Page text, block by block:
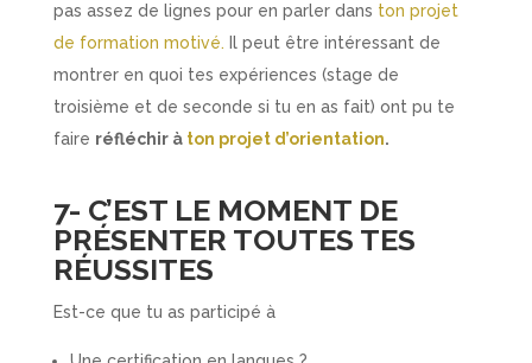
pas assez de lignes pour en parler dans ton projet
de formation motivé. Il peut être intéressant de
montrer en quoi tes expériences (stage de
troisième et de seconde si tu en as fait) ont pu te
faire réfléchir à ton projet d’orientation.
7- C’EST LE MOMENT DE
PRÉSENTER TOUTES TES
RÉUSSITES
Est-ce que tu as participé à